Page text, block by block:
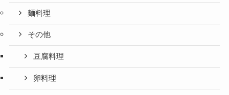
麺料理
その他
豆腐料理
卵料理